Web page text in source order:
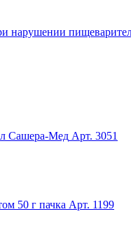
нарушении
Сашера-Мед Арт. 3051
50 г пачка Арт. 1199